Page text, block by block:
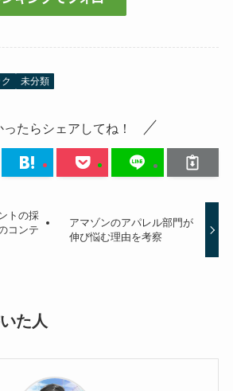
未分類
ったらシェアしてね！
トの採
コンテ
アマゾンのアパレル部門が
伸び悩む理由を考察
た人